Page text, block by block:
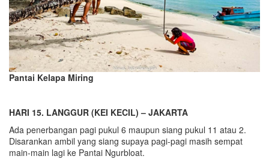
Pantai Kelapa Miring
HARI 15. LANGGUR (KEI KECIL) – JAKARTA
Ada penerbangan pagi pukul 6 maupun siang pukul 11 atau 2.
Disarankan ambil yang siang supaya pagi-pagi masih sempat
main-main lagi ke Pantai Ngurbloat.